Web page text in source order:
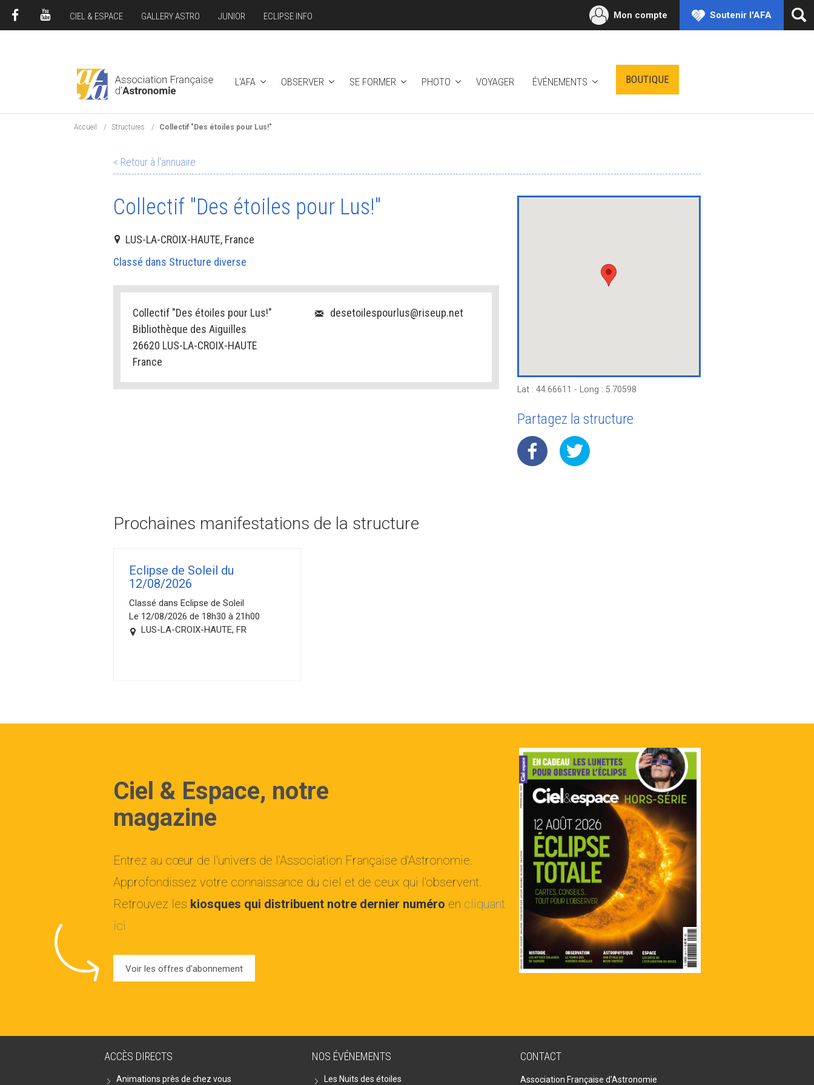
L'AFA OBSERVER SE FORMER PHOTO VOYAGER ÉVÉNEMENTS BOUTIQUE
CIEL & ESPACE GALLERY ASTRO JUNIOR ECLIPSE INFO Mon compte Soutenir l'AFA
Accueil Structures Collectif "Des étoiles pour Lus!"
< Retour à l'annuaire
Collectif "Des étoiles pour Lus!"
LUS-LA-CROIX-HAUTE, France
Classé dans Structure diverse
Collectif "Des étoiles pour Lus!"
Bibliothèque des Aiguilles
26620 LUS-LA-CROIX-HAUTE
France
desetoilespourlus@riseup.net
Lat : 44.66611 - Long : 5.70598
Partagez la structure
Prochaines manifestations de la structure
Eclipse de Soleil du
12/08/2026
Classé dans Eclipse de Soleil
Le 12/08/2026 de 18h30 à 21h00
LUS-LA-CROIX-HAUTE, FR
Ciel & Espace, notre
magazine
Entrez au cœur de l'univers de l'Association Française d'Astronomie.
Approfondissez votre connaissance du ciel et de ceux qui l'observent.
Retrouvez les kiosques qui distribuent notre dernier numéro en cliquant
ici
Voir les offres d'abonnement
ACCÈS DIRECTS
Animations près de chez vous
NOS ÉVÉNEMENTS
Les Nuits des étoiles
CONTACT
Association Française d'Astronomie